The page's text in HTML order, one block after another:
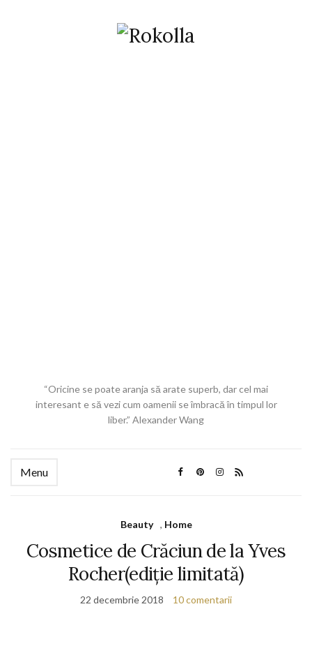
“Oricine se poate aranja să arate superb, dar cel mai
interesant e să vezi cum oamenii se îmbracă în timpul lor
liber.” Alexander Wang
Menu
Beauty , Home
Cosmetice de Crăciun de la Yves
Rocher(ediție limitată)
22 decembrie 2018 10 comentarii